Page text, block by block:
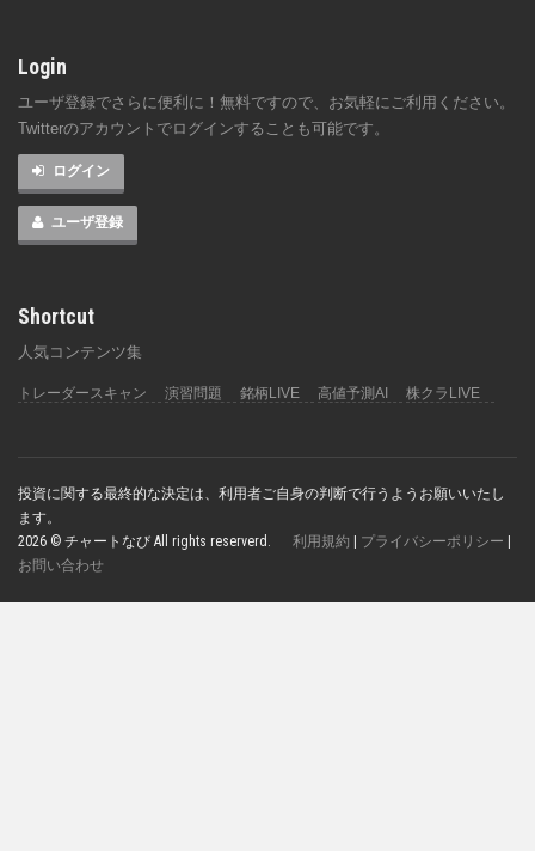
Login
ユーザ登録でさらに便利に！無料ですので、お気軽にご利用ください。
Twitterのアカウントでログインすることも可能です。
ログイン
ユーザ登録
Shortcut
人気コンテンツ集
トレーダースキャン 演習問題 銘柄LIVE 高値予測AI 株クラLIVE
投資に関する最終的な決定は、利用者ご自身の判断で行うようお願いいたし
ます。
2026 © チャートなび All rights reserverd. 利用規約 プライバシーポリシー
お問い合わせ